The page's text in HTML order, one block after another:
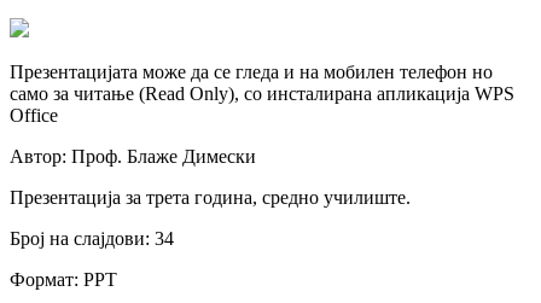
Презентацијата може да се гледа и на мобилен телефон но
само за читање (Read Only), со инсталирана апликација WPS
Office
Автор: Проф. Блаже Димески
Презентација за трета година, средно училиште.
Број на слајдови: 34
Формат: PPT